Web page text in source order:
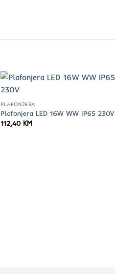
PLAFONJERA
Plafonjera LED 16W WW IP65 230V
112,40 KM